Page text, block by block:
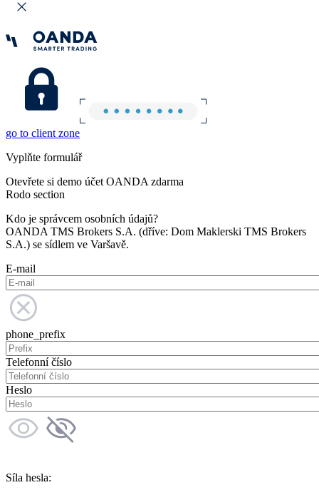
go to client zone
Vyplňte formulář
Otevřete si demo účet OANDA zdarma
Rodo section
Kdo je správcem osobních údajů?
OANDA TMS Brokers S.A. (dříve: Dom Maklerski TMS Brokers
S.A.) se sídlem ve Varšavě.
E-mail
phone_prefix
Telefonní číslo
Heslo
Síla hesla: